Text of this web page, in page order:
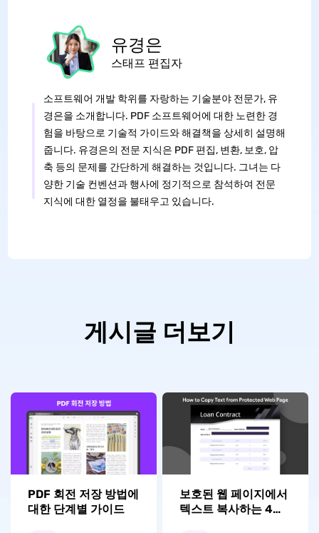
유경은
스태프 편집자
소프트웨어 개발 학위를 자랑하는 기술분야 전문가, 유
경은을 소개합니다. PDF 소프트웨어에 대한 노련한 경
험을 바탕으로 기술적 가이드와 해결책을 상세히 설명해
줍니다. 유경은의 전문 지식은 PDF 편집, 변환, 보호, 압
축 등의 문제를 간단하게 해결하는 것입니다. 그녀는 다
양한 기술 컨벤션과 행사에 정기적으로 참석하여 전문
지식에 대한 열정을 불태우고 있습니다.
게시글 더보기
PDF 회전 저장 방법에
대한 단계별 가이드
보호된 웹 페이지에서
텍스트 복사하는 4가